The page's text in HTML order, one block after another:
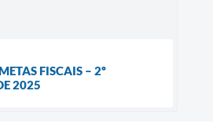
FISCAIS – 2º
2025